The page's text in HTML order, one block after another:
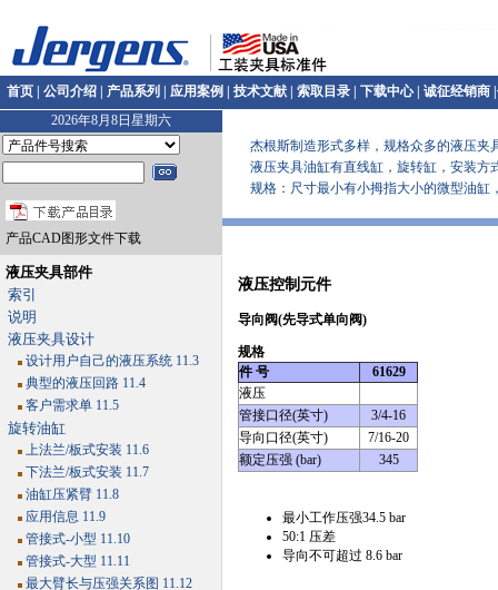
首页 公司介绍 产品系列 应用案例 技术文献 索取目录 下载中心| 诚征经销商
2026年8月8日星期六
产品CAD图形文件下载
液压夹具部件
索引
说明
液压夹具设计
设计用户自己的液压系统 11.3
典型的液压回路 11.4
客户需求单 11.5
旋转油缸
上法兰/板式安装 11.6
下法兰/板式安装 11.7
油缸压紧臂 11.8
应用信息 11.9
管接式-小型 11.10
管接式-大型 11.11
最大臂长与压强关系图 11.12
杰根斯制造形式多样，规格众多的液压夹
液压夹具油缸有直线缸，旋转缸，安装方
规格：尺寸最小有小拇指大小的微型油缸，
液压控制元件
导向阀(先导式单向阀)
规格
件 号
61629
液压
管接口径(英寸)
3/4-16
导向口径(英寸)
7/16-20
额定压强 (bar)
345
最小工作压强34.5 bar
50:1 压差
导向不可超过 8.6 bar